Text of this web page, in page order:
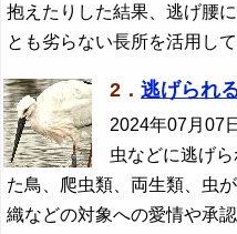
抱えたりした結果、逃げ腰
とも劣らない長所を活用して
2． 逃げられ
2024年07月07日
虫などに逃げ
た鳥、爬虫類、両生類、虫
織などの対象への愛情や承